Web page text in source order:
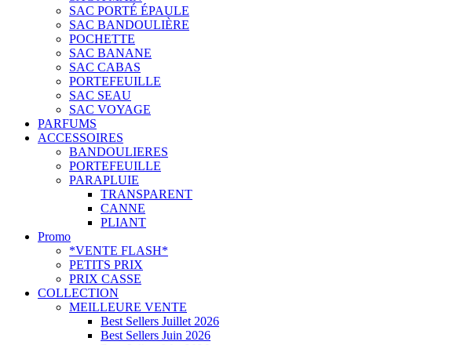
SAC PORTÉ ÉPAULE
SAC BANDOULIÈRE
POCHETTE
SAC BANANE
SAC CABAS
PORTEFEUILLE
SAC SEAU
SAC VOYAGE
PARFUMS
ACCESSOIRES
BANDOULIERES
PORTEFEUILLE
PARAPLUIE
TRANSPARENT
CANNE
PLIANT
Promo
*VENTE FLASH*
PETITS PRIX
PRIX CASSE
COLLECTION
MEILLEURE VENTE
Best Sellers Juillet 2026
Best Sellers Juin 2026